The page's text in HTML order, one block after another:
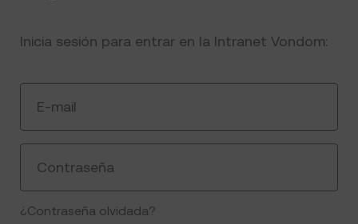
Inicia sesión para entrar en la Intranet Vondom:
E-mail
Contraseña
¿Contraseña olvidada?